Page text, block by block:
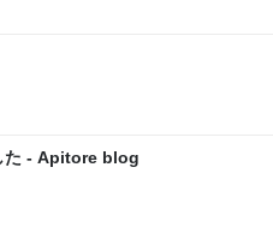
た - Apitore blog